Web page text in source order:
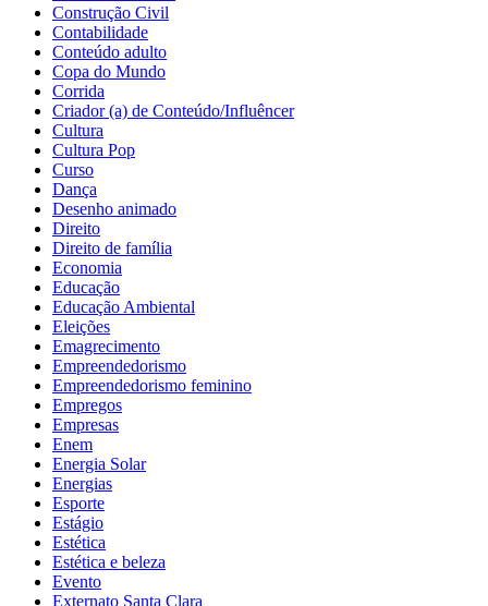
Construção Civil
Contabilidade
Conteúdo adulto
Copa do Mundo
Corrida
Criador (a) de Conteúdo/Influêncer
Cultura
Cultura Pop
Curso
Dança
Desenho animado
Direito
Direito de família
Economia
Educação
Educação Ambiental
Eleições
Emagrecimento
Empreendedorismo
Empreendedorismo feminino
Empregos
Empresas
Enem
Energia Solar
Energias
Esporte
Estágio
Estética
Estética e beleza
Evento
Externato Santa Clara